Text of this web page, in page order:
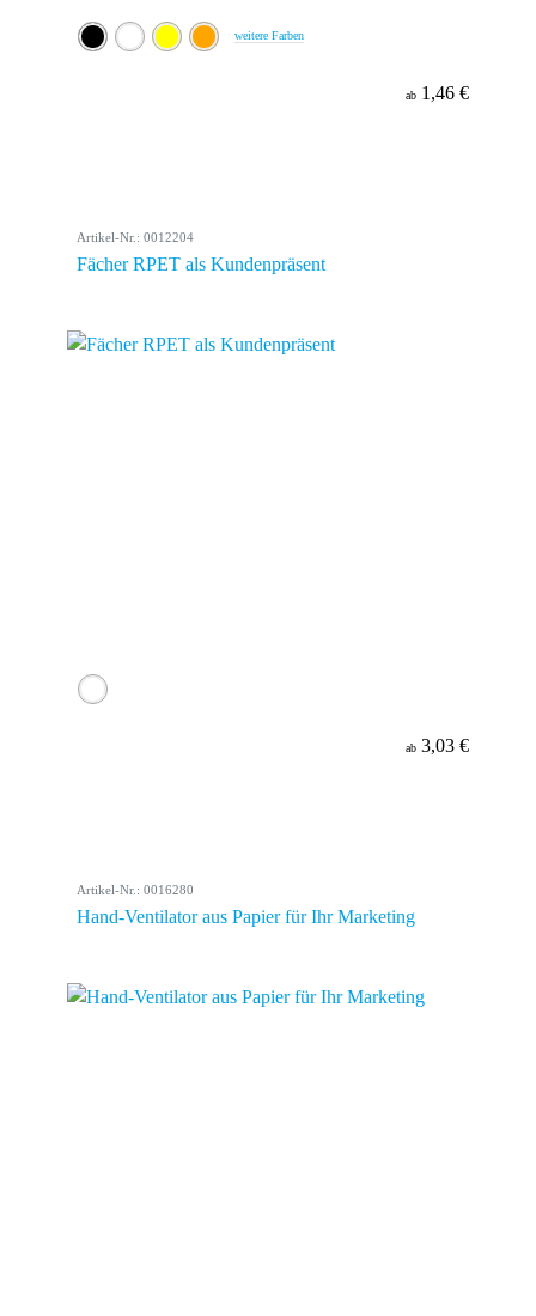
weitere Farben
ab 1,46 €
Artikel-Nr.: 0012204
Fächer RPET als Kundenpräsent
ab 3,03 €
Artikel-Nr.: 0016280
Hand-Ventilator aus Papier für Ihr Marketing